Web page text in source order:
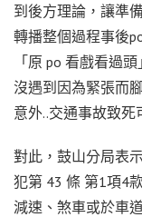
到後方理論，讓準
轉播整個過程事後
「原 po 看戲看過
沒遇到因為緊張而
意外..交通事故致死
對此，鼓山分局表
犯第 43 條 第1項4
減速、煞車或於車